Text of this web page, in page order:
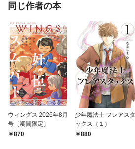
同じ作者の本
ウィングス 2026年8月
号［期間限定］
870
少年魔法士 フレアスタ
ックス（１）
880